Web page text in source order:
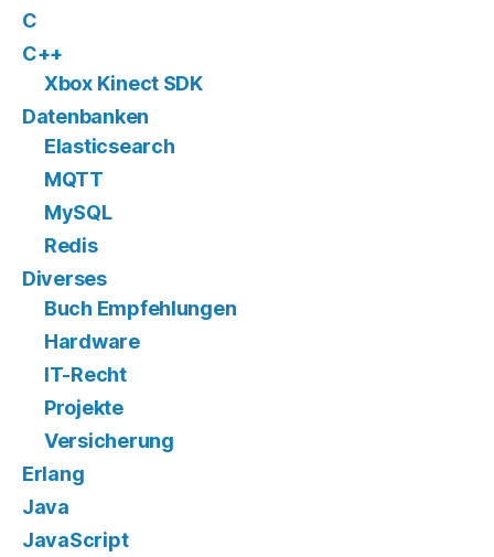
C
C++
Xbox Kinect SDK
Datenbanken
Elasticsearch
MQTT
MySQL
Redis
Diverses
Buch Empfehlungen
Hardware
IT-Recht
Projekte
Versicherung
Erlang
Java
JavaScript